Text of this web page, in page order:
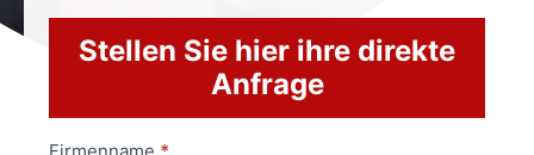
Stellen Sie hier ihre direkte
Anfrage